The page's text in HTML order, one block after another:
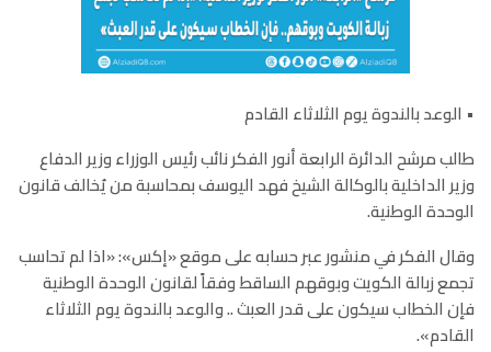
• الوعد بالندوة يوم الثلاثاء القادم
طالب مرشح الدائرة الرابعة أنور الفكر نائب رئيس الوزراء وزير الدفاع
وزير الداخلية بالوكالة الشيخ فهد اليوسف بمحاسبة من يُخالف قانون
الوحدة الوطنية.
وقال الفكر في منشور عبر حسابه على موقع«إكس»
:
«اذا لم تحاسب
تجمع زبالة الكويت وبوقهم الساقط وفقاً لقانون الوحدة الوطنية
فإن الخطاب سيكون على قدر العبث..والوعد بالندوة يوم الثلاثاء
القادم»
.